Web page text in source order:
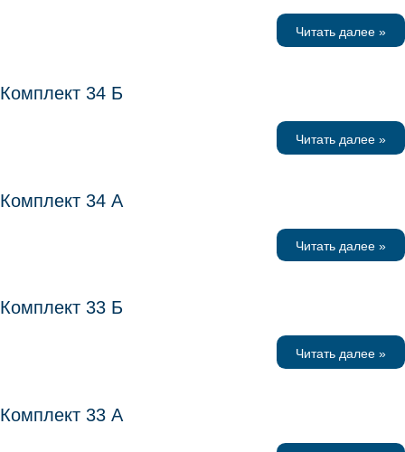
Читать далее »
Комплект 34 Б
Читать далее »
Комплект 34 А
Читать далее »
Комплект 33 Б
Читать далее »
Комплект 33 А